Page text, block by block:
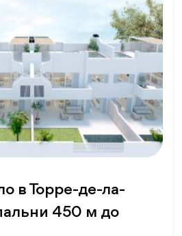
в Торре-де-ла-
450 м до